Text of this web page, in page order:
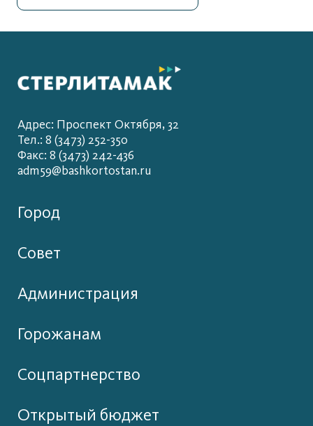
Адрес: Проспект Октября, 32
Тел.: 8 (3473) 252-350
Факс: 8 (3473) 242-436
adm59@bashkortostan.ru
Город
Совет
Администрация
Горожанам
Соцпартнерство
Открытый бюджет